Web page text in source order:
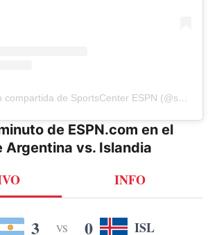
Una publicación compartida de SportsCenter ESPN (@scespn)
de ESPN.com en el
Argentina vs. Islandia